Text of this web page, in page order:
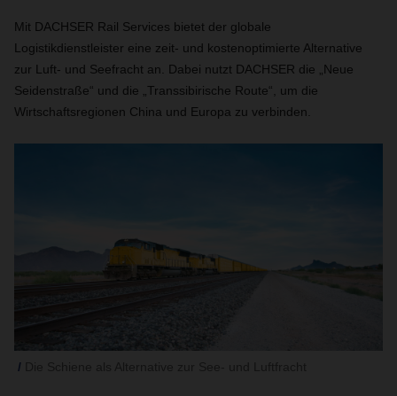
Mit DACHSER Rail Services bietet der globale
Logistikdienstleister eine zeit- und kostenoptimierte Alternative
zur Luft- und Seefracht an. Dabei nutzt DACHSER die „Neue
Seidenstraße“ und die „Transsibirische Route“, um die
Wirtschaftsregionen China und Europa zu verbinden.